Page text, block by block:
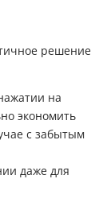
решение
на
экономить
с забытым
даже для